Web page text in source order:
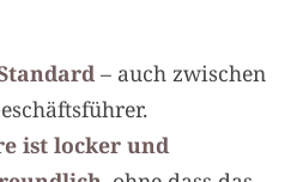
– auch zwischen
ist locker und